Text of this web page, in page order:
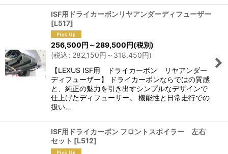
ISF用ドライカーボンリヤアンダーディフューザー
[L517]
256,500円 ～289,500円(税別)
(税込: 282,150円 ～318,450円)
【LEXUS ISF用 ドライカーボン リヤアンダー
ディフューザー】 ドライカーボンならではの質感
と、純正の魅力を引き出すシンプルなデザインで
仕上げたディフューザー。 機能性と日常走行での
扱い…
ISF用ドライカーボン フロントスポイラー 左右
セット [L512]